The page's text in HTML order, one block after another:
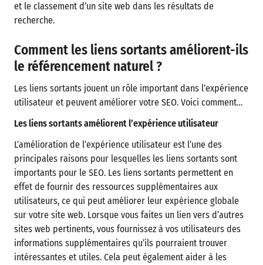
et le classement d’un site web dans les résultats de
recherche.
Comment les liens sortants améliorent-ils
le référencement naturel ?
Les liens sortants jouent un rôle important dans l’expérience
utilisateur et peuvent améliorer votre SEO. Voici comment…
Les liens sortants améliorent l’expérience utilisateur
L’amélioration de l’expérience utilisateur est l’une des
principales raisons pour lesquelles les liens sortants sont
importants pour le SEO. Les liens sortants permettent en
effet de fournir des ressources supplémentaires aux
utilisateurs, ce qui peut améliorer leur expérience globale
sur votre site web. Lorsque vous faites un lien vers d’autres
sites web pertinents, vous fournissez à vos utilisateurs des
informations supplémentaires qu’ils pourraient trouver
intéressantes et utiles. Cela peut également aider à les